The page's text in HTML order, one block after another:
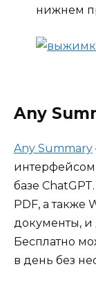
нижнем
Any
Any Summary
базе
PDF, а также
документы,
Бесплатно
в день без